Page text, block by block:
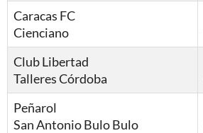
Caracas FC
Cienciano
Club Libertad
Talleres Córdoba
Peñarol
San Antonio Bulo Bulo